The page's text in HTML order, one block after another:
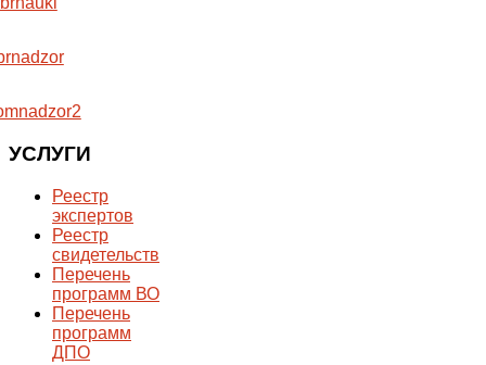
УСЛУГИ
Реестр
экспертов
Реестр
свидетельств
Перечень
программ ВО
Перечень
программ
ДПО